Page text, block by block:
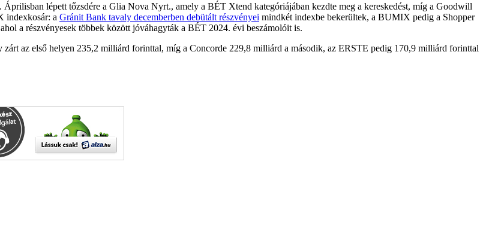
lépett tőzsdére a Glia Nova Nyrt., amely a BÉT Xtend kategóriájában kezdte meg a kereskedést, míg a Goodwill
indexkosár: a Gránit Bank tavaly decemberben debütált részvényei mindkét indexbe bekerültek, a BUMIX pedig a Shopper
a részvényesek többek között jóváhagyták a BÉT 2024. évi beszámolóit is.
az első helyen 235,2 milliárd forinttal, míg a Concorde 229,8 milliárd a második, az ERSTE pedig 170,9 milliárd forinttal